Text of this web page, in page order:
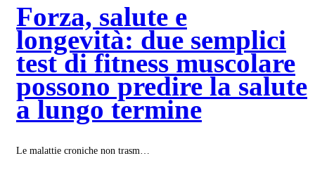
Forza, salute e
longevità: due semplici
test di fitness muscolare
possono predire la salute
a lungo termine
Le malattie croniche non trasm…